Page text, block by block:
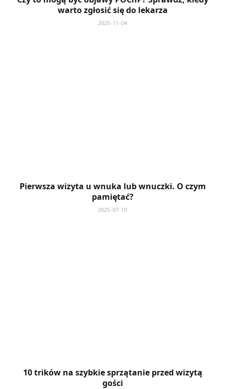
warto zgłosić się do lekarza
2025-11-04
Pierwsza wizyta u wnuka lub wnuczki. O czym
pamiętać?
2025-07-10
10 trików na szybkie sprzątanie przed wizytą
gości